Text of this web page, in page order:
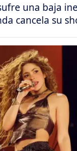
una baja
cancela su